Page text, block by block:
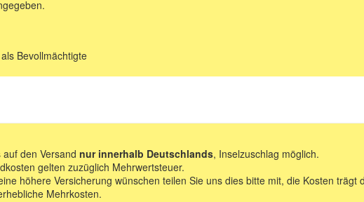
Bevollmächtigte
den Versand nur innerhalb Deutschlands, Inselzuschlag möglich.
gelten zuzüglich Mehrwertsteuer.
höhere Versicherung wünschen teilen Sie uns dies bitte mit, die Kosten trägt
Mehrkosten.